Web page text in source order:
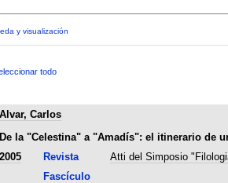
y visualización
todo
Alvar, Carlos
De la "Celestina" a "Amadís": el itinerario de
2005 Revista
Atti del Simposio
Fascículo